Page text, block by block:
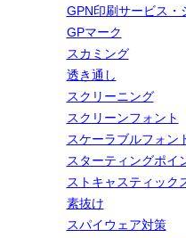
GPN印刷サービス・
GPマーク
スカミング
透き通し
スクリーニング
スクリーンフォント
スケーラブルフォン
スターティングポイ
ストキャスティック
素抜け
スパイウェア対策